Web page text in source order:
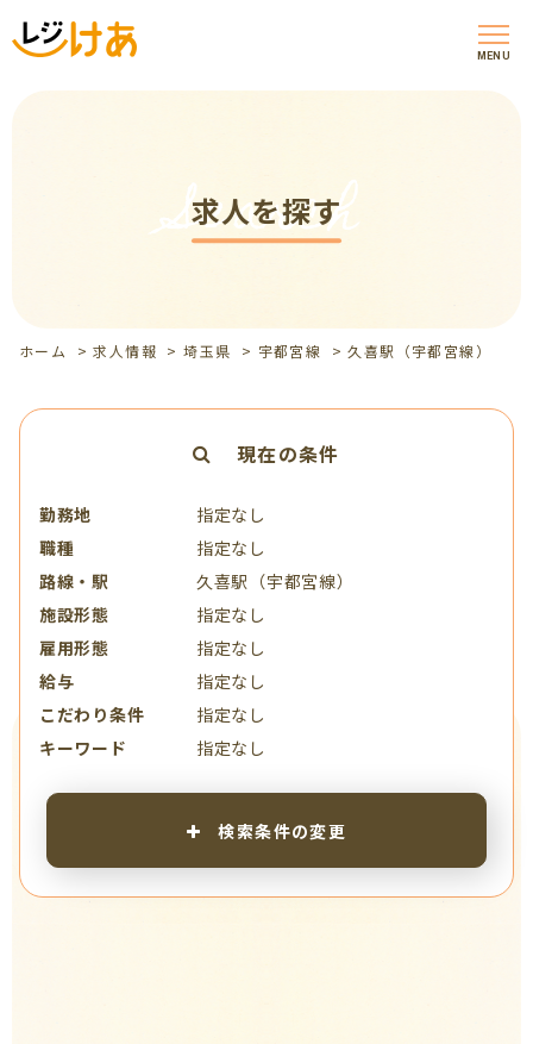
MENU
求人を探す
Search
ホーム >求人情報 >埼玉県 > 宇都宮線 >久喜駅（宇都宮線）
現在の条件
勤務地
指定なし
職種
指定なし
路線・駅
久喜駅（宇都宮線）
施設形態
指定なし
雇用形態
指定なし
給与
指定なし
こだわり条件
指定なし
キーワード
指定なし
検索条件の変更